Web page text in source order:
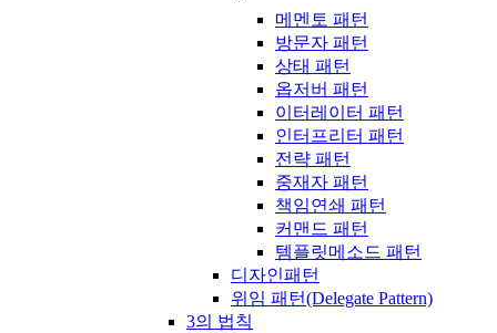
메멘토 패턴
방문자 패턴
상태 패턴
옵저버 패턴
이터레이터 패턴
인터프리터 패턴
전략 패턴
중재자 패턴
책임연쇄 패턴
커맨드 패턴
템플릿메소드 패턴
디자인패턴
위임 패턴(Delegate Pattern)
3의 법칙